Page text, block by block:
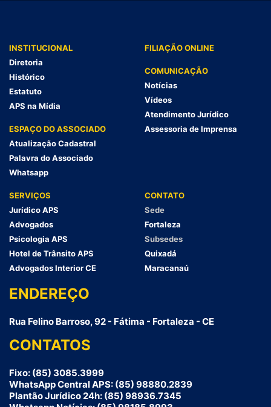
INSTITUCIONAL
Diretoria
Histórico
Estatuto
APS na Mídia
ESPAÇO DO ASSOCIADO
Atualização Cadastral
Palavra do Associado
Whatsapp
FILIAÇÃO ONLINE
COMUNICAÇÃO
Notícias
Vídeos
Atendimento Jurídico
Assessoria de Imprensa
SERVIÇOS
Jurídico APS
Advogados
Psicologia APS
Hotel de Trânsito APS
Advogados Interior CE
CONTATO
Sede
Fortaleza
Subsedes
Quixadá
Maracanaú
ENDEREÇO
Rua Felino Barroso, 92 - Fátima - Fortaleza - CE
CONTATOS
Fixo: (85) 3085.3999
WhatsApp Central APS: (85) 98880.2839
Plantão Jurídico 24h: (85) 98936.7345